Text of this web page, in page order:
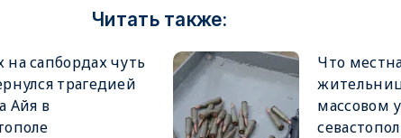
Читать также:
сапбордах чуть
трагедией
Айя в
Что
массовом